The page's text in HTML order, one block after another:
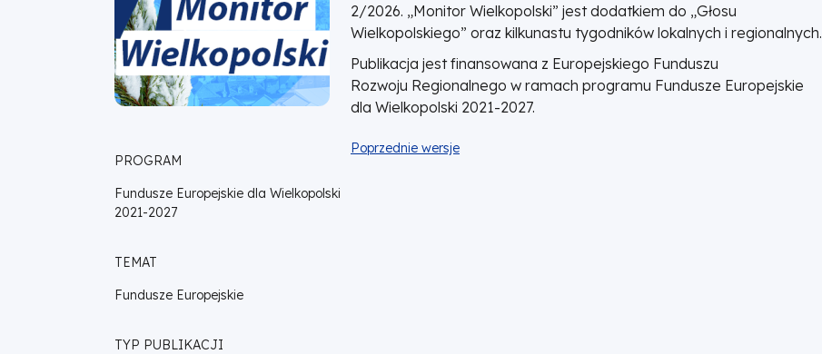
PROGRAM
Fundusze Europejskie dla Wielkopolski
2021-2027
TEMAT
Fundusze Europejskie
TYP PUBLIKACJI
2/2026. „Monitor Wielkopolski” jest dodatkiem do „Głosu
Wielkopolskiego” oraz kilkunastu tygodników lokalnych i regionalnych.
Publikacja jest finansowana z Europejskiego Funduszu
Rozwoju Regionalnego w ramach programu Fundusze Europejskie
dla Wielkopolski 2021-2027.
Poprzednie wersje